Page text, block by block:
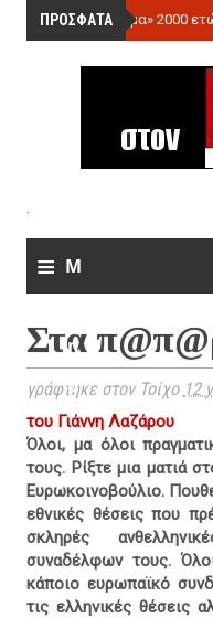
ΠΡΟΣΦΑΤΑ
»«Ολόγραμμα» 2000
.
≡ M
n
u
Στα
γράφτηκε στον Τοίχο 12
του Γιάννη Λαζάρου
Όλοι, μα όλοι
τους. Ρίξτε μια ματιά
Ευρωκοινοβούλιο.
εθνικές θέσεις που
σκληρές
συναδέλφων τους.
κάποιο ευρωπαϊκό
τις ελληνικές θέσεις